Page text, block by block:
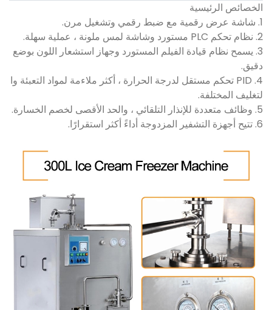
الخصائص الرئيسية
1. شاشة عرض رقمية مع ضبط رقمي وتشغيل مرن.
2. نظام تحكم PLC مستورد وشاشة لمس ملونة ، عملية سهلة.
3. يسمح نظام قيادة الفيلم المستورد وجهاز استشعار اللون بوضع
دقيق.
4. PID تحكم مستقل لدرجة الحرارة ، أكثر ملاءمة لمواد التعبئة وا
لتغليف المختلفة.
5. وظائف متعددة للإنذار التلقائي ، والحد الأقصى لخصم الخسارة.
6. تتيح أجهزة التشفير المزدوجة أداءً أكثر استقرارًا.